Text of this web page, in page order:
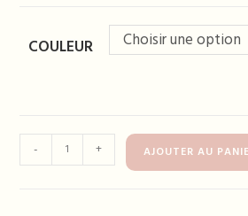
COULEUR Choisir une option
de
- + AJOUTER AU